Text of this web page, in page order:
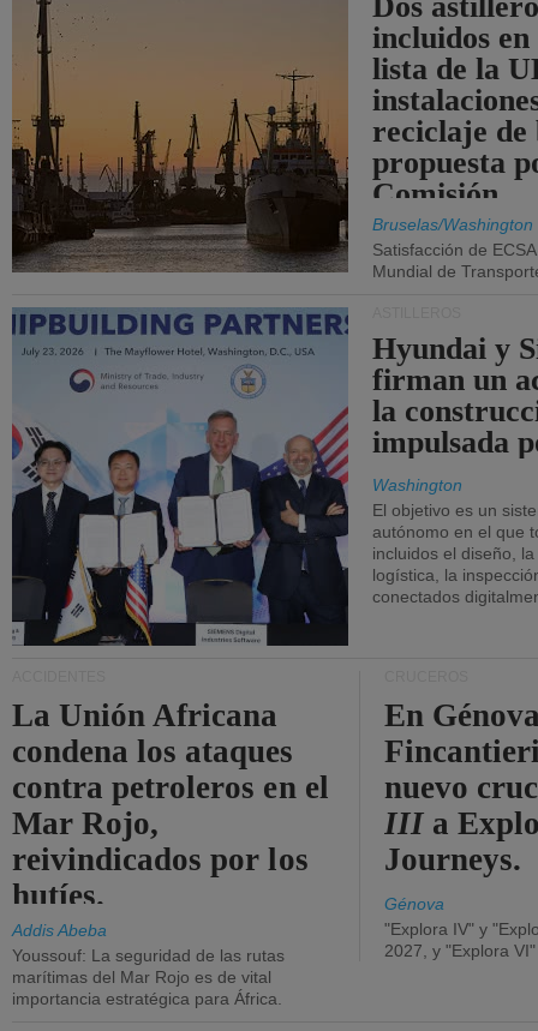
incluidos
lista de la
reciclaje de
propuesta
Comisión.
Bruselas/Washington
Satisfacción de
Mundial de
Hyundai y
firman un
la
impulsada
Washington
El objetivo es un
autónomo en el que
incluidos el diseño,
logística, la
conectados
La Unión Africana
condena los ataques
contra petroleros en el
Mar Rojo,
reivindicados por los
hutíes.
Addis Abeba
Youssouf: La seguridad de las rutas
marítimas del Mar Rojo es de vital
importancia estratégica para África.
En
nuevo
III a
Journeys.
Génova
"Explora IV" y
2027, y "Explora